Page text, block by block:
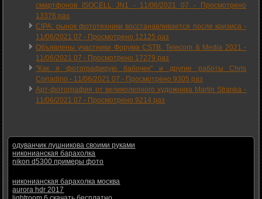
смартфонов ISOCELL JN1 - 11/06/2021 07 - Просмотрено
13376 раз
CIPA: рынок фототехники восстанавливается после кризиса -
11/06/2021 07 - Просмотрено 12125 раз
Объявлены участники Форума CSTB. Telecom & Media 2021 -
11/06/2021 07 - Просмотрено 17279 раз
"Как я фотографирую бабочек" и другие работы Chris
Corradino - 11/06/2021 07 - Просмотрено 9305 раз
Арт-фотография от великолепного художника Martin Stranka -
11/06/2021 07 - Просмотрено 9214 раз
одуванчик лушникова своими руками
никонианская барахолка
nikon d5300 примеры фото
никонианская барахолка москва
aurora hdr 2017